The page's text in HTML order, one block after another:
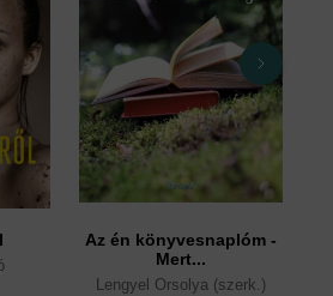
Az én könyvesnaplóm -
Mert...
Lengyel Orsolya (szerk.)